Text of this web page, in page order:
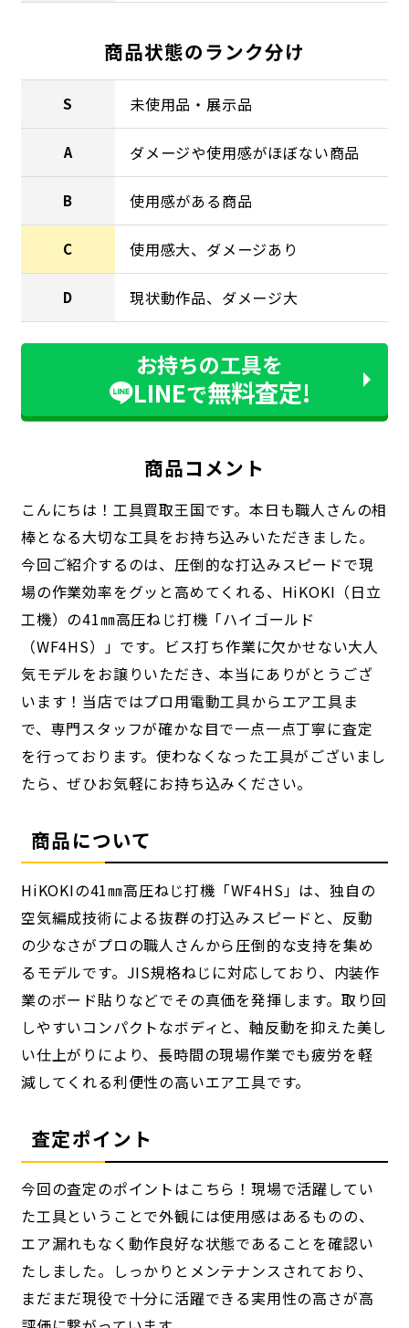
商品状態のランク分け
S 未使用品・展示品
A ダメージや使用感がほぼない商品
B 使用感がある商品
C 使用感大、ダメージあり
D 現状動作品、ダメージ大
お持ちの工具を
LINEで無料査定!
商品コメント
こんにちは！工具買取王国です。本日も職人さんの相
棒となる大切な工具をお持ち込みいただきました。
今回ご紹介するのは、圧倒的な打込みスピードで現
場の作業効率をグッと高めてくれる、HiKOKI（日立
工機）の41㎜高圧ねじ打機「ハイゴールド
（WF4HS）」です。ビス打ち作業に欠かせない大人
気モデルをお譲りいただき、本当にありがとうござ
います！当店ではプロ用電動工具からエア工具ま
で、専門スタッフが確かな目で一点一点丁寧に査定
を行っております。使わなくなった工具がございまし
たら、ぜひお気軽にお持ち込みください。
商品について
HiKOKIの41㎜高圧ねじ打機「WF4HS」は、独自の
空気編成技術による抜群の打込みスピードと、反動
の少なさがプロの職人さんから圧倒的な支持を集め
るモデルです。JIS規格ねじに対応しており、内装作
業のボード貼りなどでその真価を発揮します。取り回
しやすいコンパクトなボディと、軸反動を抑えた美し
い仕上がりにより、長時間の現場作業でも疲労を軽
減してくれる利便性の高いエア工具です。
査定ポイント
今回の査定のポイントはこちら！現場で活躍してい
た工具ということで外観には使用感はあるものの、
エア漏れもなく動作良好な状態であることを確認い
たしました。しっかりとメンテナンスされており、
まだまだ現役で十分に活躍できる実用性の高さが高